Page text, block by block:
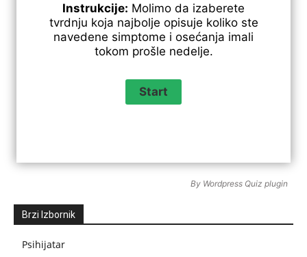
Instrukcije: Molimo da izaberete
tvrdnju koja najbolje opisuje koliko ste
navedene simptome i osećanja imali
tokom prošle nedelje.
By Wordpress Quiz plugin
Brzi Izbornik
Psihijatar